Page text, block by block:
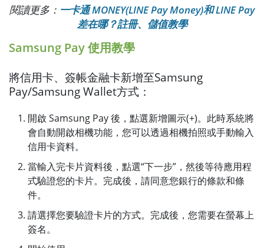
閱讀更多： 一卡通 MONEY(LINE Pay Money)和 LINE Pay
差在哪？註冊、儲值教學
Samsung Pay 使用教學
將信用卡、簽帳金融卡新增至Samsung
Pay/Samsung Wallet方式：
開啟 Samsung Pay 後，點選新增圖示(+)。此時系統將
會自動開啟相機功能，您可以透過相機拍照或手動輸入
信用卡資料。
當輸入完卡片資料後，點選“下一步”，然後等待應用程
式驗證您的卡片。完成後，請同意您銀行的條款和條
件。
請選擇您要驗證卡片的方式。完成後，您需要在螢幕上
簽名。